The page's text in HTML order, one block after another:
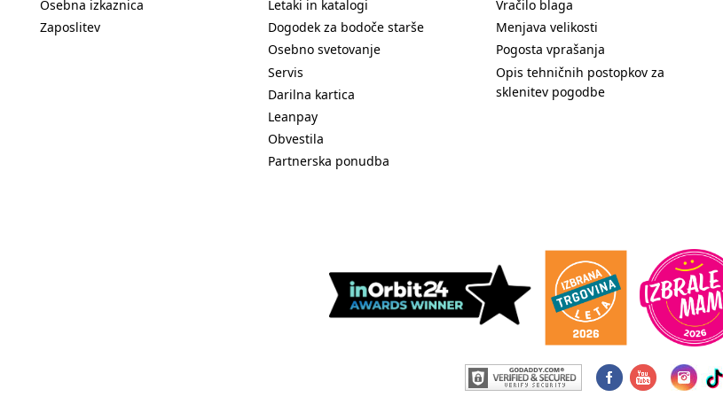
Osebna izkaznica
Zaposlitev
Letaki in katalogi
Dogodek za bodoče starše
Osebno svetovanje
Servis
Darilna kartica
Leanpay
Obvestila
Partnerska ponudba
Vračilo blaga
Menjava velikosti
Pogosta vprašanja
Opis tehničnih postopkov za
sklenitev pogodbe